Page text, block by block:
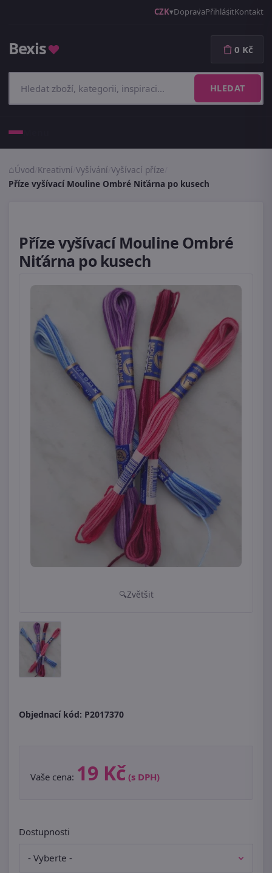
CZK DopravaPřihlásitKontakt
Bexis♥
HLEDAT
0 Kč
Úvod Kreativní Vyšívání Vyšívací příze
Příze vyšívací Mouline Ombré Niťárna po kusech
Příze vyšívací Mouline Ombré
Niťárna po kusech
Zvětšit
Objednací kód: P2017370
Vaše cena: 19 Kč (s DPH)
Dostupnosti